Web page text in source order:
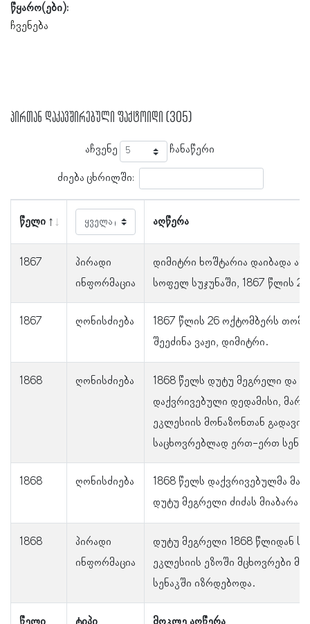
წყარო(ები):
ჩვენება
პირთან დაკავშირებული ფაქტოიდი (305)
აჩვენე ჩანაწერი
ძიება ცხრილში:
წელი აღწერა
1867
პირადი
ინფორმაცია
დიმიტრი ხოშტარია დაიბადა
სოფელ სუჯუნაში, 1867 წლის
1867 ღონისძიება
1867 წლის 26 ოქტომბერს
შეეძინა ვაჟი, დიმიტრი.
1868 ღონისძიება
1868 წელს დუტუ მეგრელი და
დაქვრივებული დედამისი,
ეკლესიის მონაზონთან
საცხოვრებლად ერთ-ერთ
1868 ღონისძიება
1868 წელს დაქვრივებულმა
დუტუ მეგრელი ძიძას მიაბარა.
1868
პირადი
ინფორმაცია
დუტუ მეგრელი 1868 წლიდან
ეკლესიის ეზოში მცხოვრები
სენაკში იზრდებოდა.